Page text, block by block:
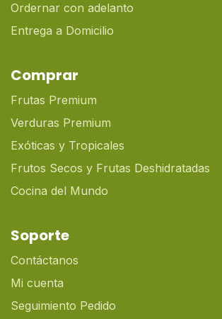
Ordernar con adelanto
Entrega a Domicilio
Comprar
Frutas Premium
Verduras Premium
Exóticas y Tropicales
Frutos Secos y Frutas Deshidratadas
Cocina del Mundo
Soporte
Contáctanos
Mi cuenta
Seguimiento Pedido